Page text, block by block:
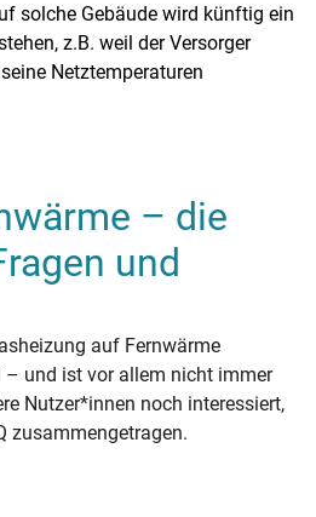
solche Gebäude wird künftig ein
z.B. weil der Versorger
Netztemperaturen
– die
und
auf Fernwärme
und ist vor allem nicht immer
Nutzer*innen noch interessiert,
zusammengetragen.